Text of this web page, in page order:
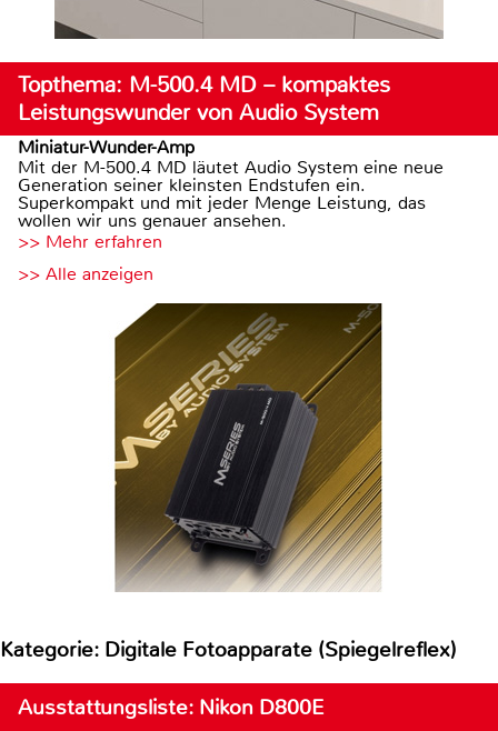
Topthema: M-500.4 MD – kompaktes
Leistungswunder von Audio System
Miniatur-Wunder-Amp
Mit der M-500.4 MD läutet Audio System eine neue
Generation seiner kleinsten Endstufen ein.
Superkompakt und mit jeder Menge Leistung, das
wollen wir uns genauer ansehen.
>> Mehr erfahren
>> Alle anzeigen
Kategorie: Digitale Fotoapparate (Spiegelreflex)
Ausstattungsliste: Nikon D800E